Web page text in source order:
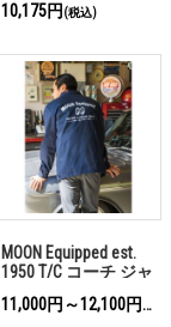
10,175円 (税込)
MOON Equipped est.
1950 T/C コーチ ジャ
ケット
11,000円～12,100円
(税込)